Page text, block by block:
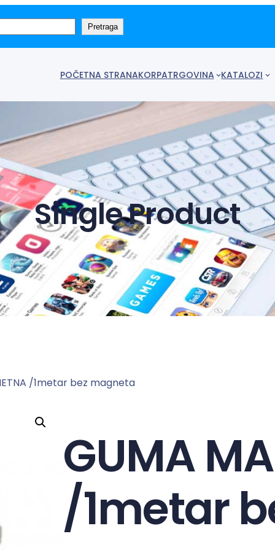
Pretraga
POČETNA STRANAKORPATRGOVINA KATALOZI
Single Product
/1metar bez magneta
GUMA
/1metar